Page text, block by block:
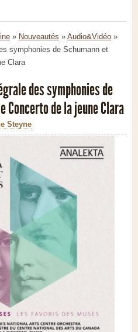
» Nouveautés » Audio&Vidéo »
symphonies de Schumann et
Clara
des symphonies de
Concerto de la jeune Clara
Steyne